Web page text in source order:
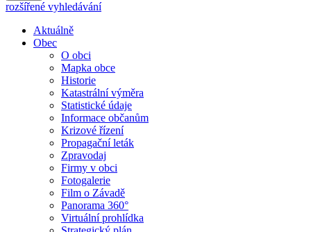
rozšířené vyhledávání
Aktuálně
Obec
O obci
Mapka obce
Historie
Katastrální výměra
Statistické údaje
Informace občanům
Krizové řízení
Propagační leták
Zpravodaj
Firmy v obci
Fotogalerie
Film o Závadě
Panorama 360°
Virtuální prohlídka